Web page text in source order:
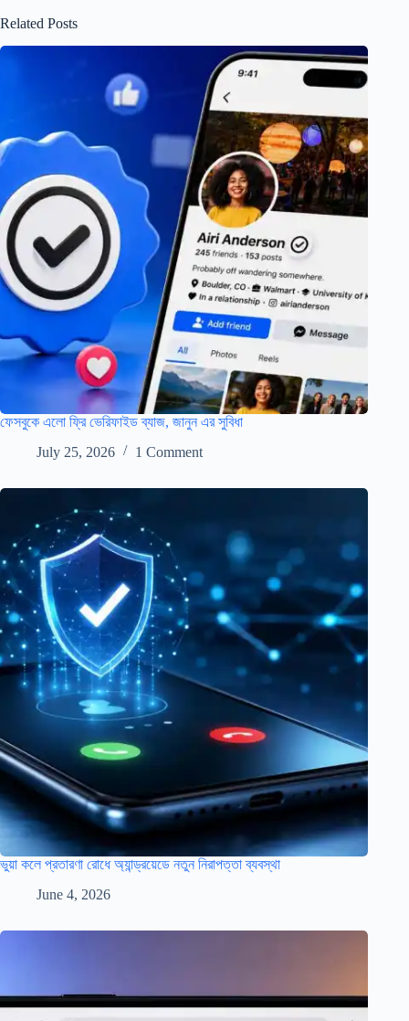
Related Posts
ফেসবুকে এলো ফ্রি ভেরিফাইড ব্যাজ, জানুন এর সুবিধা
July 25, 2026
1 Comment
ভুয়া কলে প্রতারণা রোধে অ্যান্ড্রয়েডে নতুন নিরাপত্তা ব্যবস্থা
June 4, 2026